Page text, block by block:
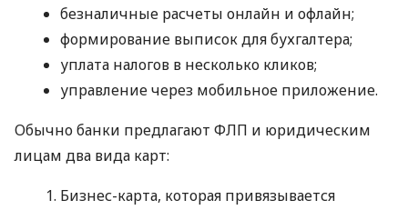
безналичные расчеты онлайн и офлайн;
формирование выписок для бухгалтера;
уплата налогов в несколько кликов;
управление через мобильное приложение.
Обычно банки предлагают ФЛП и юридическим
лицам два вида карт:
Бизнес-карта, которая привязывается